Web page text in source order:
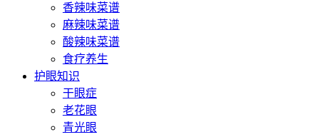
香辣味菜谱
麻辣味菜谱
酸辣味菜谱
食疗养生
护眼知识
干眼症
老花眼
青光眼